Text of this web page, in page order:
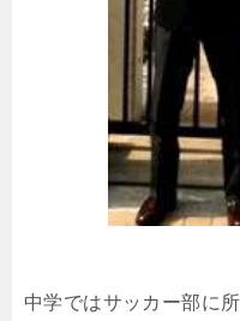
中学ではサッカー部に